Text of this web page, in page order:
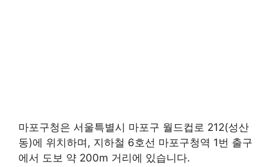
마포구청은 서울특별시 마포구 월드컵로 212(성산
동)에 위치하며, 지하철 6호선 마포구청역 1번 출구
에서 도보 약 200m 거리에 있습니다.